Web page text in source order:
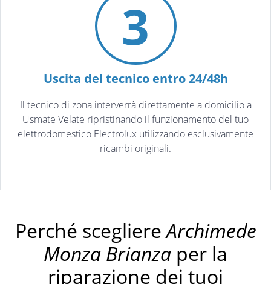
3
Uscita del tecnico entro 24/48h
Il tecnico di zona interverrà direttamente a domicilio a
Usmate Velate ripristinando il funzionamento del tuo
elettrodomestico Electrolux utilizzando esclusivamente
ricambi originali.
Perché scegliereArchimede
Monza Brianza per la
riparazione dei tuoi